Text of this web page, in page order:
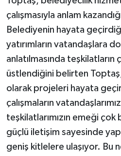
çalışmasıyla anlam
Belediyenin hayata
yatırımların vatandaşlara
anlatılmasında teşkilatların
üstlendiğini belirten
olarak projeleri hayata
çalışmaların
teşkilatlarımızın emeği çok
güçlü iletişim sayesinde
geniş kitlelere ulaşıyor. Bu